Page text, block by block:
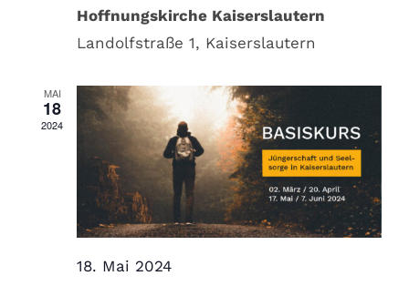
Hoffnungskirche Kaiserslautern
Landolfstraße 1, Kaiserslautern
MAI
18
2024
18. Mai 2024